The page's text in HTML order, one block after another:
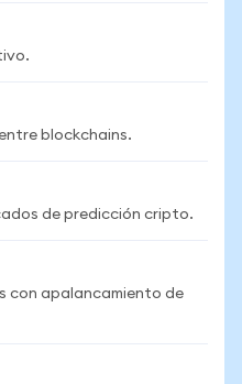
blockchains.
de predicción cripto.
con apalancamiento de